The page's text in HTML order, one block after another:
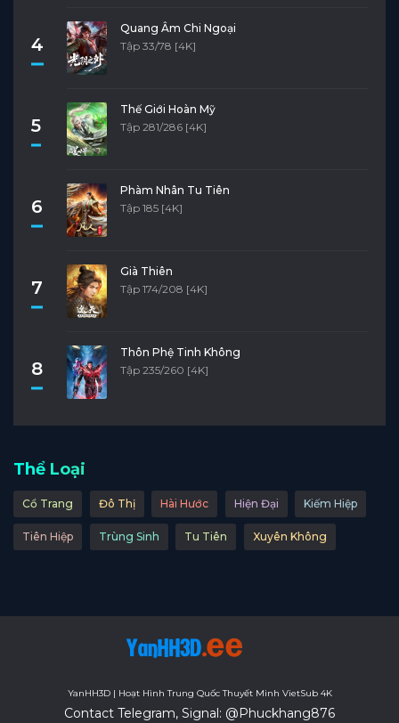
4
Quang Âm Chi Ngoại
Tập 33/78 [4K]
5
Thế Giới Hoàn Mỹ
Tập 281/286 [4K]
6
Phàm Nhân Tu Tiên
Tập 185 [4K]
7
Già Thiên
Tập 174/208 [4K]
8
Thôn Phệ Tinh Không
Tập 235/260 [4K]
Thể Loại
Cổ Trang Đô Thị Hài Hước Hiện Đại Kiếm Hiệp
Tiên Hiệp Trùng Sinh Tu Tiên Xuyên Không
YanHH3D | Hoạt Hình Trung Quốc Thuyết Minh VietSub 4K
Contact Telegram, Signal: @Phuckhang876